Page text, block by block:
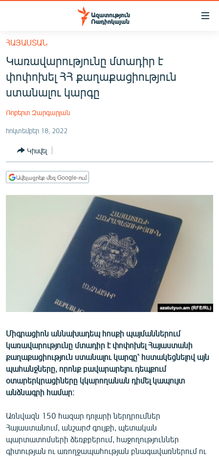
Մատչելիության
հիմնական
բովանդակությանը
Անցնել
հիմնական
մենյուին
ՀԱՅԱՍՏԱՆ
ՔԱՂԱՔԱԿԱՆ
ՏՆՏԵՍՈՒԹՅՈՒՆ
ՂԱՐԱԲԱՂ
ՄԵԿՆԱԲԱՆՈՒԹՅՈՒՆ
ՏՏ ԵՒ ԻՆՏԵՐՆԵՏ
ԱՐԽԻՎ
ՏԵՍԱՆՅՈՒԹԵՐ
ԲԱՆԱՎԵՃ
ՁԳՏԵԼՈՎ ԼԱՎԱԳՈՒՅՆԻՆ
Հայերեն
English
ՀԱՅԱՍՏԱՆ
Կառավարությունը մտադիր է
փոփոխել ՀՀ քաղաքացիություն
ստանալու կարգը
Ռոբերտ Զարգարյան
հոկտեմբեր 18, 2022
Կիսվել
Ավելացրեք մեզ Google-ում
Միգրացիոն աննախադեպ հոսքի պայմաններում
կառավարությունը մտադիր է փոփոխել Հայաստանի
քաղաքացիություն ստանալու կարգը՝ հստակեցնելով այն
պահանջները, որոնք բավարարելու դեպքում
օտարերկրացիները կկարողանան դիմել կապույտ
անձնագրի համար։
Առնվազն 150 հազար դոլարի ներդրումներ
Հայաստանում, անշարժ գույքի, պետական
պարտատոմսերի ձեռքբերում, հաջողություններ
գիտության ու առողջապահության բնագավառներում ու